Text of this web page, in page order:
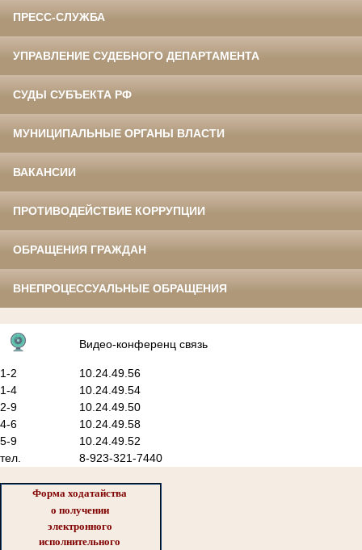
ПРЕСС-СЛУЖБА
УПРАВЛЕНИЕ СУДЕБНОГО ДЕПАРТАМЕНТА
СУДЫ СУБЪЕКТА РФ
МУНИЦИПАЛЬНЫЕ ОРГАНЫ ВЛАСТИ
ВАКАНСИИ
ПРОТИВОДЕЙСТВИЕ КОРРУПЦИИ
ОБРАЩЕНИЯ ГРАЖДАН
ВНЕПРОЦЕССУАЛЬНЫЕ ОБРАЩЕНИЯ
Видео-конференц связь
1-2
10.24.49.56
1-4
10.24.49.54
2-9
10.24.49.50
4-6
10.24.49.58
5-9
10.24.49.52
тел.
8-923-321-7440
Форма ходатайства
о получении
электронного
исполнительного